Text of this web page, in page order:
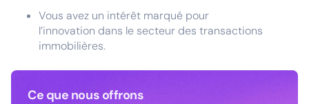
Vous avez un intérêt marqué pour
l’innovation dans le secteur des transactions
immobilières.
Ce que nous offrons